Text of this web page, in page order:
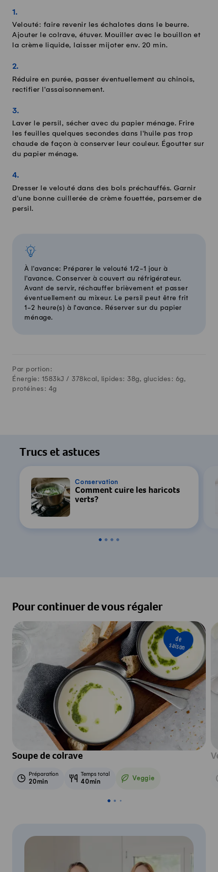
Velouté: faire revenir les échalotes dans le beurre.
Ajouter le colrave, étuver. Mouiller avec le bouillon et
la crème liquide, laisser mijoter env. 20 min.
Réduire en purée, passer éventuellement au chinois,
rectifier l'assaisonnement.
Laver le persil, sécher avec du papier ménage. Frire
les feuilles quelques secondes dans l'huile pas trop
chaude de façon à conserver leur couleur. Égoutter sur
du papier ménage.
Dresser le velouté dans des bols préchauffés. Garnir
d'une bonne cuillerée de crème fouettée, parsemer de
persil.
À l'avance: Préparer le velouté 1/2-1 jour à
l'avance. Conserver à couvert au réfrigérateur.
Avant de servir, réchauffer brièvement et passer
éventuellement au mixeur. Le persil peut être frit
1-2 heure(s) à l'avance. Réserver sur du papier
ménage.
Par portion:
Énergie: 1583kJ / 378kcal, lipides: 38g, glucides: 6g,
protéines: 4g
Trucs et astuces
Conservation
Comment cuire les haricots
verts?
Pour continuer de vous régaler
de
saison
Soupe de colrave
Préparation
20min
Temps total
40min Veggie
Veggie